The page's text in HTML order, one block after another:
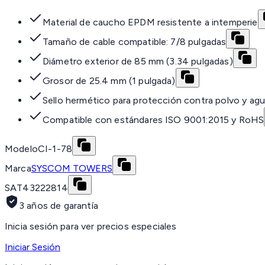
Material de caucho EPDM resistente a intemperie
Tamaño de cable compatible: 7/8 pulgadas
Diámetro exterior de 85 mm (3.34 pulgadas)
Grosor de 25.4 mm (1 pulgada)
Sello hermético para protección contra polvo y
Compatible con estándares ISO 9001:2015 y RoHS
ModeloCI-1-78
MarcaSYSCOM TOWERS
SAT43222814
3 años de garantía
Inicia sesión para ver precios especiales
Iniciar Sesión